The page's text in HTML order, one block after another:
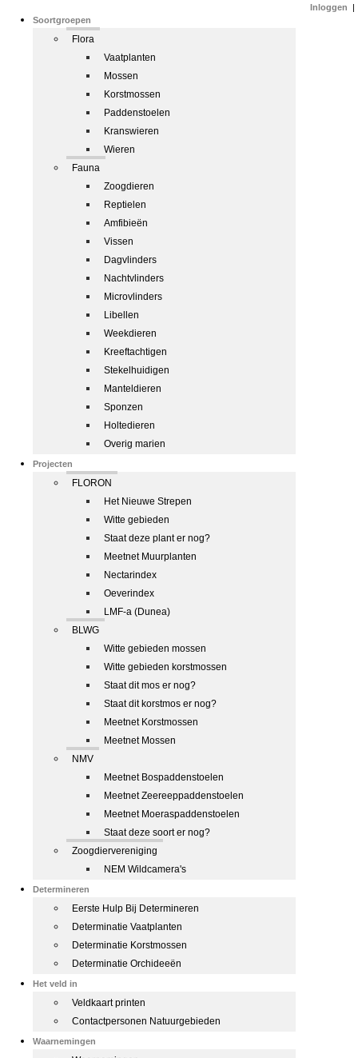
Soortgroepen
Flora
Vaatplanten
Mossen
Korstmossen
Paddenstoelen
Kranswieren
Wieren
Fauna
Zoogdieren
Reptielen
Amfibieën
Vissen
Dagvlinders
Nachtvlinders
Microvlinders
Libellen
Weekdieren
Kreeftachtigen
Stekelhuidigen
Manteldieren
Sponzen
Holtedieren
Overig marien
Projecten
FLORON
Het Nieuwe Strepen
Witte gebieden
Staat deze plant er nog?
Meetnet Muurplanten
Nectarindex
Oeverindex
LMF-a (Dunea)
BLWG
Witte gebieden mossen
Witte gebieden korstmossen
Staat dit mos er nog?
Staat dit korstmos er nog?
Meetnet Korstmossen
Meetnet Mossen
NMV
Meetnet Bospaddenstoelen
Meetnet Zeereeppaddenstoelen
Meetnet Moeraspaddenstoelen
Staat deze soort er nog?
Zoogdiervereniging
NEM Wildcamera's
Determineren
Eerste Hulp Bij Determineren
Determinatie Vaatplanten
Determinatie Korstmossen
Determinatie Orchideeën
Het veld in
Veldkaart printen
Contactpersonen Natuurgebieden
Waarnemingen
Inloggen |